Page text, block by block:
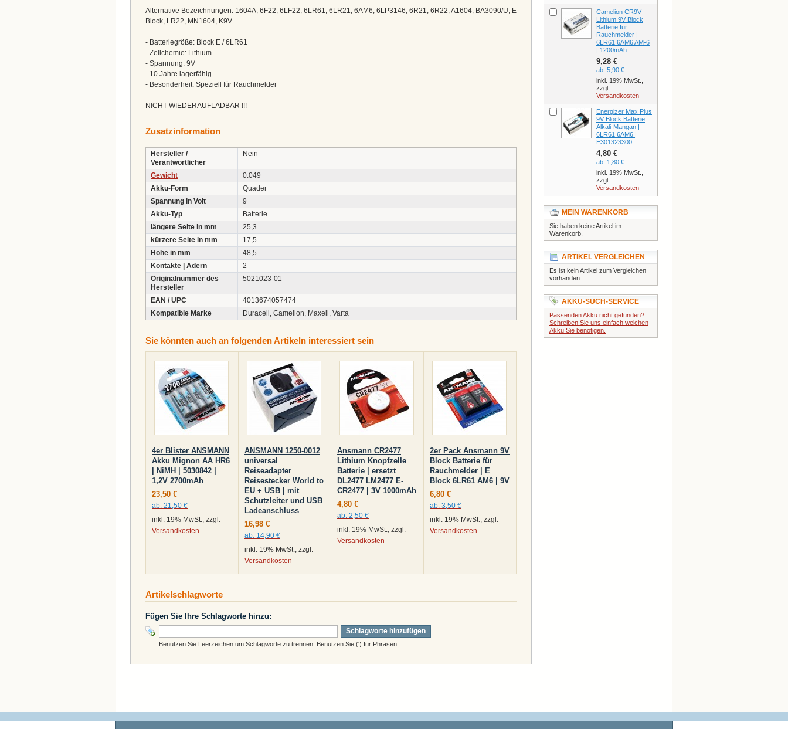
Alternative Bezeichnungen: 1604A, 6F22, 6LF22, 6LR61, 6LR21, 6AM6, 6LP3146, 6R21, 6R22, A1604, BA3090/U, E
Block, LR22, MN1604, K9V
- Batteriegröße: Block E / 6LR61
- Zellchemie: Lithium
- Spannung: 9V
- 10 Jahre lagerfähig
- Besonderheit: Speziell für Rauchmelder
NICHT WIEDERAUFLADBAR !!!
Zusatzinformation
Hersteller /
Verantwortlicher
Nein
Gewicht
0.049
Akku-Form
Quader
Spannung in Volt
9
Akku-Typ
Batterie
längere Seite in mm
25,3
kürzere Seite in mm
17,5
Höhe in mm
48,5
Kontakte | Adern
2
Originalnummer des
Hersteller
5021023-01
EAN / UPC
4013674057474
Kompatible Marke
Duracell, Camelion, Maxell, Varta
Sie könnten auch an folgenden Artikeln interessiert sein
4er Blister ANSMANN
Akku Mignon AA HR6
| NiMH | 5030842 |
1,2V 2700mAh
23,50 €
ab: 21,50 €
inkl. 19% MwSt., zzgl.
Versandkosten
ANSMANN 1250-0012
universal
Reiseadapter
Reisestecker World to
EU + USB | mit
Schutzleiter und USB
Ladeanschluss
16,98 €
ab: 14,90 €
inkl. 19% MwSt., zzgl.
Versandkosten
Ansmann CR2477
Lithium Knopfzelle
Batterie | ersetzt
DL2477 LM2477 E-
CR2477 | 3V 1000mAh
4,80 €
ab: 2,50 €
inkl. 19% MwSt., zzgl.
Versandkosten
2er Pack Ansmann 9V
Block Batterie für
Rauchmelder | E
Block 6LR61 AM6 | 9V
6,80 €
ab: 3,50 €
inkl. 19% MwSt., zzgl.
Versandkosten
Artikelschlagworte
Fügen Sie Ihre Schlagworte hinzu:
Schlagworte hinzufügen
Benutzen Sie Leerzeichen um Schlagworte zu trennen. Benutzen Sie (') für Phrasen.
Camelion CR9V
Lithium 9V Block
Batterie für
Rauchmelder |
6LR61 6AM6 AM-6
| 1200mAh
9,28 €
ab: 5,90 €
inkl. 19% MwSt.,
zzgl.
Versandkosten
Energizer Max Plus
9V Block Batterie
Alkali-Mangan |
6LR61 6AM6 |
E301323300
4,80 €
ab: 1,80 €
inkl. 19% MwSt.,
zzgl.
Versandkosten
MEIN WARENKORB
Sie haben keine Artikel im
Warenkorb.
ARTIKEL VERGLEICHEN
Es ist kein Artikel zum Vergleichen
vorhanden.
AKKU-SUCH-SERVICE
Passenden Akku nicht gefunden?
Schreiben Sie uns einfach welchen
Akku Sie benötigen.